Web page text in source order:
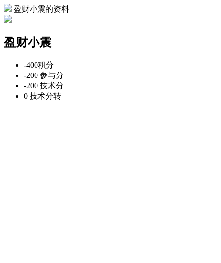
盈财小震的资料
盈财小震
-400积分
-200 参与分
-200 技术分
0 技术分转